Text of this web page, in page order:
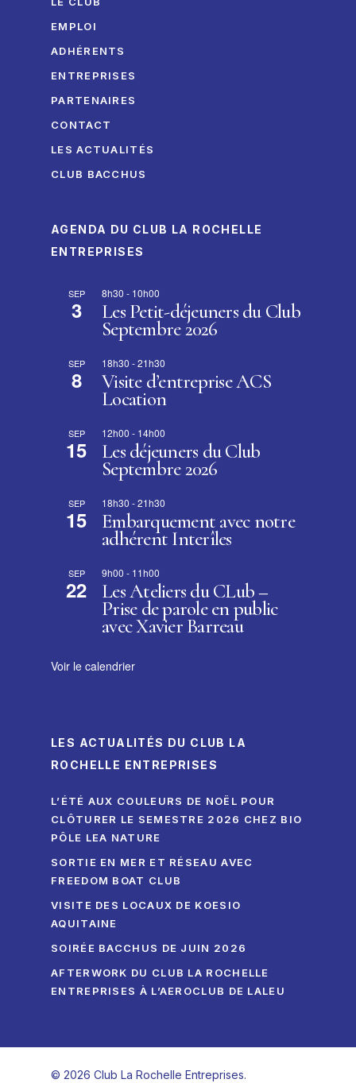
EMPLOI
ADHÉRENTS
ENTREPRISES
PARTENAIRES
CONTACT
LES ACTUALITÉS
CLUB BACCHUS
AGENDA DU CLUB LA ROCHELLE
ENTREPRISES
SEP
3
8h30 - 10h00
Les Petit-déjeuners du Club
Septembre 2026
SEP
8
18h30 -21h30
Visite d’entreprise ACS
Location
SEP
15
12h00 - 14h00
Les déjeuners du Club
Septembre 2026
SEP
15
18h30 -21h30
Embarquement avec notre
adhérent Interîles
SEP
22
9h00 - 11h00
Les Ateliers du CLub –
Prise de parole en public
avec Xavier Barreau
Voir le calendrier
LES ACTUALITÉS DU CLUB LA
ROCHELLE ENTREPRISES
L’ÉTÉ AUX COULEURS DE NOËL POUR
CLÔTURER LE SEMESTRE 2026 CHEZ BIO
PÔLE LEA NATURE
SORTIE EN MER ET RÉSEAU AVEC
FREEDOM BOAT CLUB
VISITE DES LOCAUX DE KOESIO
AQUITAINE
SOIRÉE BACCHUS DE JUIN 2026
AFTERWORK DU CLUB LA ROCHELLE
ENTREPRISES À L’AEROCLUB DE LALEU
© 2026 Club La Rochelle Entreprises.